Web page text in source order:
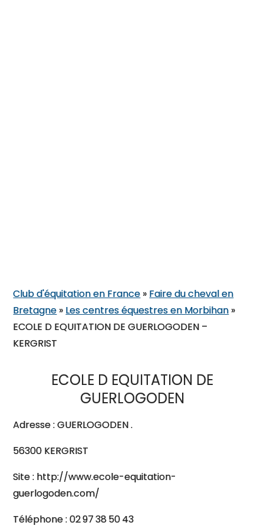
Club d'équitation en France » Faire du cheval en
Bretagne » Les centres équestres en Morbihan »
ECOLE D EQUITATION DE GUERLOGODEN –
KERGRIST
ECOLE D EQUITATION DE
GUERLOGODEN
Adresse : GUERLOGODEN .
56300 KERGRIST
Site : http://www.ecole-equitation-
guerlogoden.com/
Téléphone : 02 97 38 50 43